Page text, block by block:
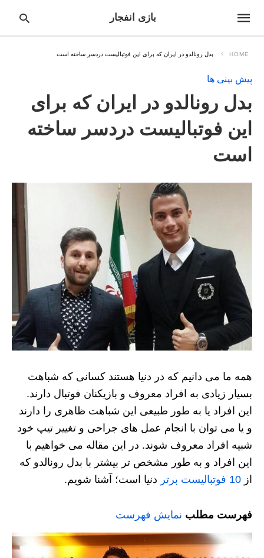
بازی انفجار
HOME بدل رونالدو در ایران که برای این فوتبالیست دردسر ساخته است
پیش بینی ها
بدل رونالدو در ایران که برای
این فوتبالیست دردسر ساخته
است
همه ما می دانیم که در دنیا هستند کسانی که شباهت
بسیار زیادی به افراد معروف و بازیکنان فوتبال دارند.
این افراد یا به طور طبیعی این شباهت ظاهری را دارند
و یا می توان با انجام عمل های جراحی و تغییر تیپ خود
شبیه افراد معروف شوند. در این مقاله می خواهیم با
این افراد و به طور مشخص تر بیشتر با بدل رونالدو که
از 10 فوتبالیست برتر دنیا است؛ آشنا شویم.
فهرست مطلب نمایش فهرست